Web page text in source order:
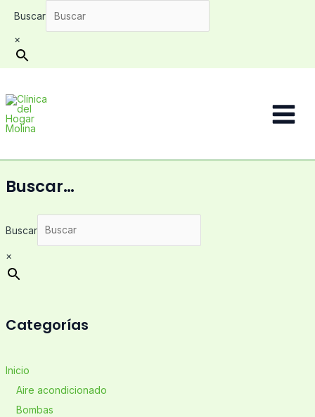
contenido
Buscar
×
Main
Buscar…
Buscar
×
Categorías
Inicio
Aire acondicionado
Bombas